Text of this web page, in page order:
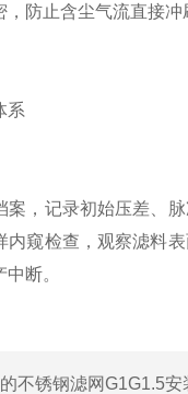
防止含尘气流直接
系
记录初始压差、脉
内窥检查，观察滤料
断。
不锈钢滤网G1G1.5安